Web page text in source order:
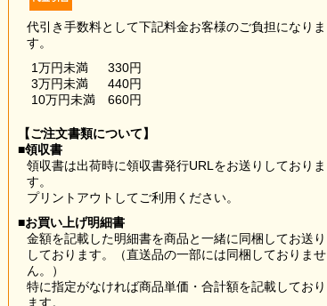
代引き手数料として下記料金お客様のご負担になりま
す。
1万円未満
330円
3万円未満
440円
10万円未満
660円
【ご注文書類について】
■領収書
領収書は出荷時に領収書発行URLをお送りしておりま
す。
プリントアウトしてご利用ください。
■お買い上げ明細書
金額を記載した明細書を商品と一緒に同梱してお送り
しております。（直送品の一部には同梱しておりませ
ん。）
特に指定がなければ商品単価・合計額を記載しており
ます。